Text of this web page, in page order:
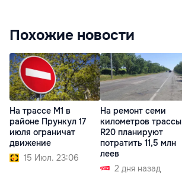
Похожие новости
На трассе M1 в
районе Прункул 17
июля ограничат
движение
15 Июл. 23:06
На ремонт семи
километров трассы
R20 планируют
потратить 11,5 млн
леев
2 дня назад